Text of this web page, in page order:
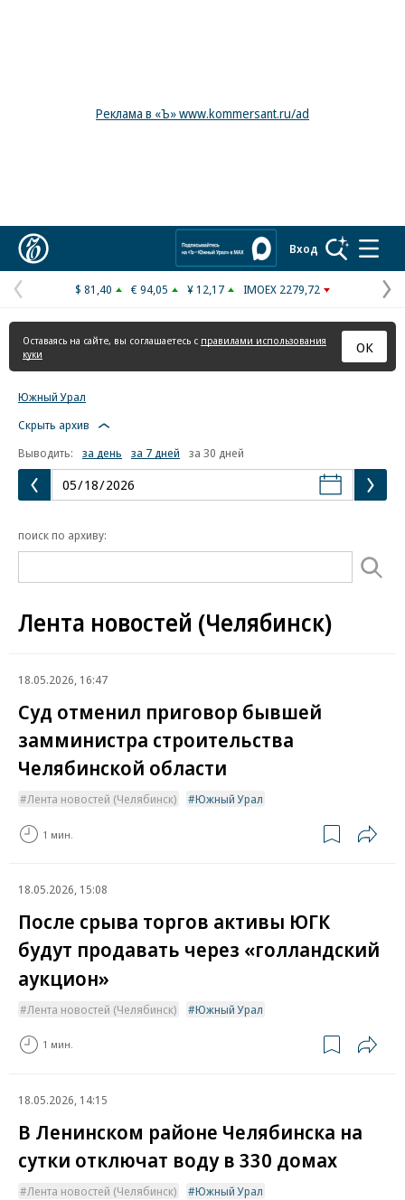
Реклама в «Ъ» www.kommersant.ru/ad
Вход
Предыдущая
страница
$ 81,40 € 94,05 ¥ 12,17 IMOEX 2279,72
Оставаясь на сайте, вы соглашаетесь с правилами использования
куки
ОК
Южный Урал
Скрыть архив
Выводить:
за день за 7 дней за 30 дней
поиск по архиву:
Лента новостей (Челябинск)
18.05.2026, 16:47
Суд отменил приговор бывшей
замминистра строительства
Челябинской области
Лента новостей (Челябинск) Южный Урал
1 мин.
18.05.2026, 15:08
После срыва торгов активы ЮГК
будут продавать через «голландский
аукцион»
Лента новостей (Челябинск) Южный Урал
1 мин.
18.05.2026, 14:15
В Ленинском районе Челябинска на
сутки отключат воду в 330 домах
Лента новостей (Челябинск) Южный Урал